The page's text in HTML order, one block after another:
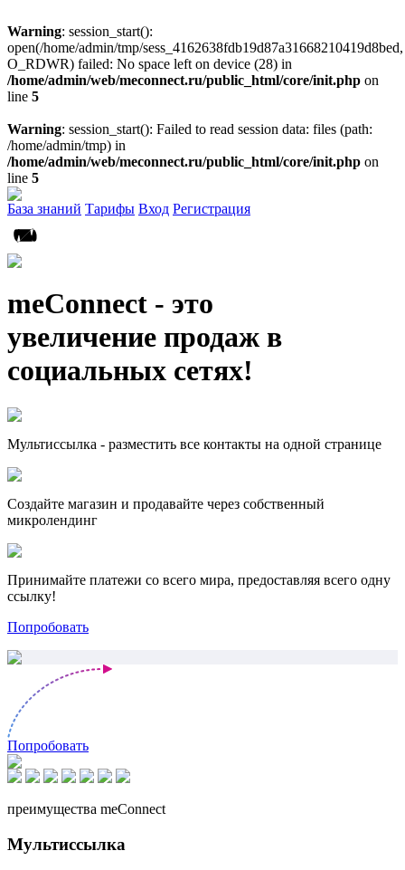
Warning: session_start():
open(/home/admin/tmp/sess_4162638fdb19d87a31668210419d8bed,
O_RDWR) failed: No space left on device (28) in
/home/admin/web/meconnect.ru/public_html/core/init.php on
line 5
Warning: session_start(): Failed to read session data: files (path:
/home/admin/tmp) in
/home/admin/web/meconnect.ru/public_html/core/init.php on
line 5
База знаний Тарифы Вход Регистрация
meConnect - это
увеличение продаж в
социальных сетях!
Мультиссылка - разместить все контакты на одной странице
Создайте магазин и продавайте через собственный
микролендинг
Принимайте платежи со всего мира, предоставляя всего одну
ссылку!
Попробовать
Попробовать
преимущества meConnect
Мультиссылка